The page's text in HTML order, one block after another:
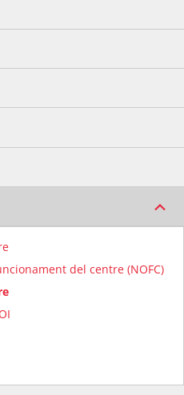
del centre (NOFC)